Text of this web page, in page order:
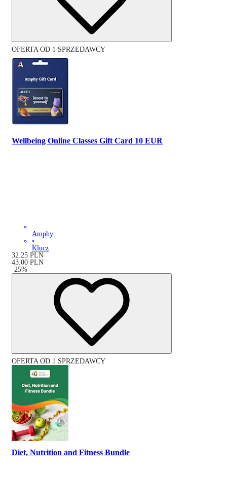
OFERTA OD 1 SPRZEDAWCY
Wellbeing Online Classes Gift Card 10 EUR
Amphy
•
Klucz
32.25 PLN
43.00 PLN
-25%
OFERTA OD 1 SPRZEDAWCY
Diet, Nutrition and Fitness Bundle